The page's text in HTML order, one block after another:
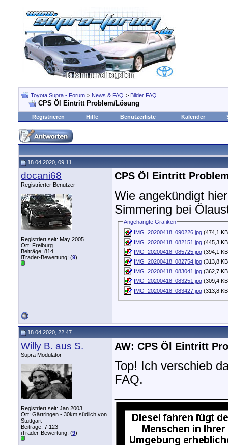
Toyota Supra - Forum > News & FAQ > Bilder FAQ
CPS Öl Eintritt Problem/Lösung
Registrieren Hilfe Benutzerliste Kalender
18.04.2020, 09:11
docani68
Registrierter Benutzer
Registriert seit: May 2005
Ort: Freiburg
Beiträge: 814
iTrader-Bewertung: (9)
CPS Öl Eintritt
Wie angekündigt
Simmering bei
Angehängte Grafiken
IMG_20200418_090226.jpg (474,1
IMG_20200418_082151.jpg (445,3
IMG_20200418_085725.jpg (394,1
IMG_20200418_082754.jpg (313,8
IMG_20200418_083041.jpg (362,7
IMG_20200418_083251.jpg (309,4
IMG_20200418_083427.jpg (313,8
18.04.2020, 22:47
Willy B. aus S.
Supra Modulator
Registriert seit: Jan 2003
Ort: Gärtringen - 30km südlich von
Stuttgart
Beiträge: 7.123
iTrader-Bewertung: (9)
AW: CPS Öl Eintritt
Top! Ich verschieb
FAQ.